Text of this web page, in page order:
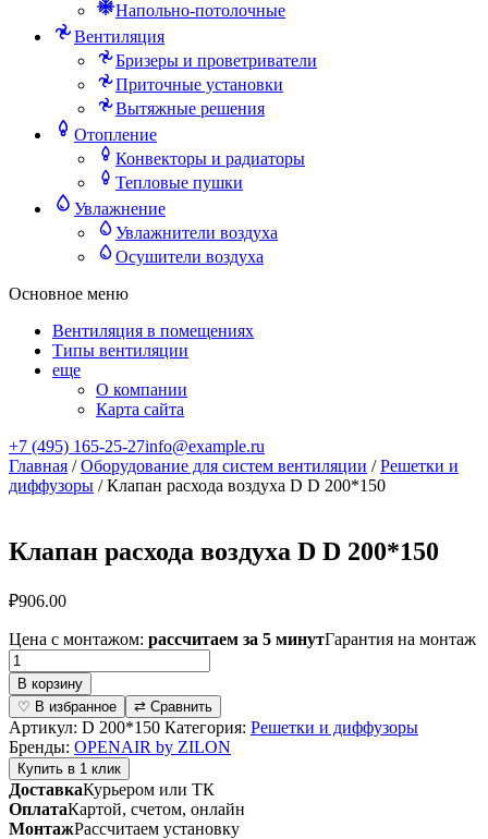
Напольно-потолочные
Вентиляция
Бризеры и проветриватели
Приточные установки
Вытяжные решения
Отопление
Конвекторы и радиаторы
Тепловые пушки
Увлажнение
Увлажнители воздуха
Осушители воздуха
Основное меню
Вентиляция в помещениях
Типы вентиляции
еще
О компании
Карта сайта
+7 (495) 165-25-27info@example.ru
Главная /Оборудование для систем вентиляции /Решетки и
диффузоры / Клапан расхода воздуха D D 200*150
Клапан расхода воздуха D D 200*150
₽906.00
Цена с монтажом: рассчитаем за 5 минутГарантия на монтаж
Количество
товара
Клапан
расхода
воздуха
D
D
200*150
В корзину
♡ В избранное
⇄ Сравнить
Артикул: D 200*150 Категория: Решетки и диффузоры
Бренды: OPENAIR by ZILON
Купить в 1 клик
ДоставкаКурьером или ТК
ОплатаКартой, счетом, онлайн
МонтажРассчитаем установку